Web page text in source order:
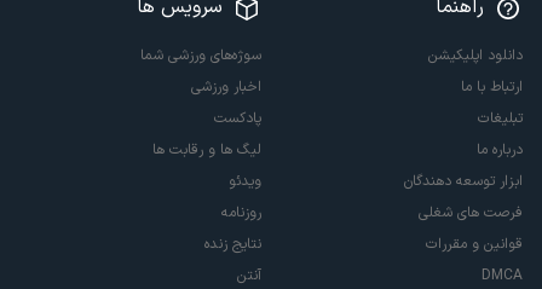
راهنما
دانلود اپلیکیشن
ارتباط با ما
تبلیغات
درباره ما
ابزار توسعه دهندگان
فرصت های شغلی
قوانین و مقررات
DMCA
سرویس ها
سوژه‌های ورزشی شما
اخبار ورزشی
پادکست
لیگ ها و رقابت ها
ویدئو
روزنامه
نتایج زنده
آنتن